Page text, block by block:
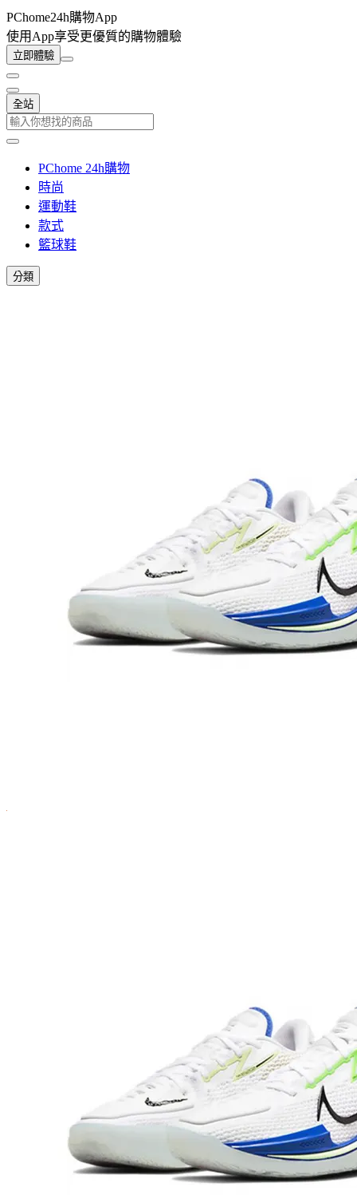
PChome24h購物App
使用App享受更優質的購物體驗
立即體驗
全站
PChome 24h購物
時尚
運動鞋
款式
籃球鞋
分類